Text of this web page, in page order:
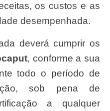
os custos e as
desempenhada.
deverá cumprir os
caput, conforme a sua
todo o período de
sob pena de
a qualquer